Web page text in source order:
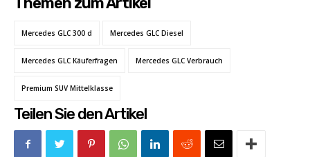
Mercedes GLC 300 d Mercedes GLC Diesel
Mercedes GLC Käuferfragen Mercedes GLC Verbrauch
Premium SUV Mittelklasse
Teilen Sie den Artikel